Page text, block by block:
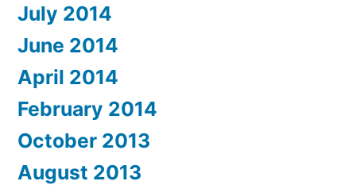
July 2014
June 2014
April 2014
February 2014
October 2013
August 2013